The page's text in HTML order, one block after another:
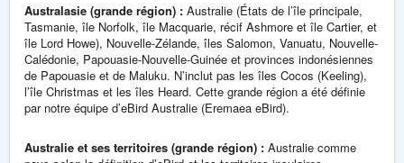
Australasie (grande région) : Australie (États de l’île principale,
Tasmanie, île Norfolk, île Macquarie, récif Ashmore et île Cartier, et
île Lord Howe), Nouvelle-Zélande, îles Salomon, Vanuatu, Nouvelle-
Calédonie, Papouasie-Nouvelle-Guinée et provinces indonésiennes
de Papouasie et de Maluku. N’inclut pas les îles Cocos (Keeling),
l’île Christmas et les îles Heard. Cette grande région a été définie
par notre équipe d’eBird Australie (Eremaea eBird).
Australie et ses territoires (grande région) : Australie comme